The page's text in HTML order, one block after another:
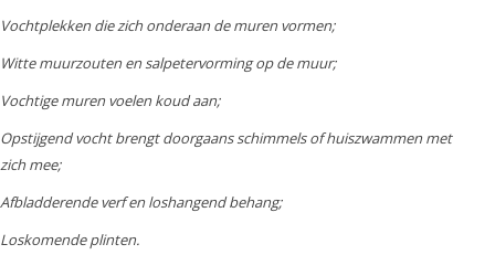
Vochtplekken die zich onderaan de muren vormen;
Witte muurzouten en salpetervorming op de muur;
Vochtige muren voelen koud aan;
Opstijgend vocht brengt doorgaans schimmels of huiszwammen met
zich mee;
Afbladderende verf en loshangend behang;
Loskomende plinten.